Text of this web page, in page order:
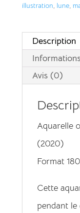
illustration, lune,
Description
Avis (0)
Aquarelle
(2020)
Format
Cette
pendant le